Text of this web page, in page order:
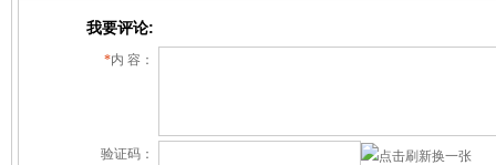
我要评论:
*内 容：
验证码： 换一张